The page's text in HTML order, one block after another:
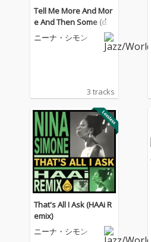
Tell Me More And Mor
e And Then Some (du
blon Remix)
ニーナ・シモン
3 tracks
That's All I Ask (HAAi R
emix)
ニーナ・シモン